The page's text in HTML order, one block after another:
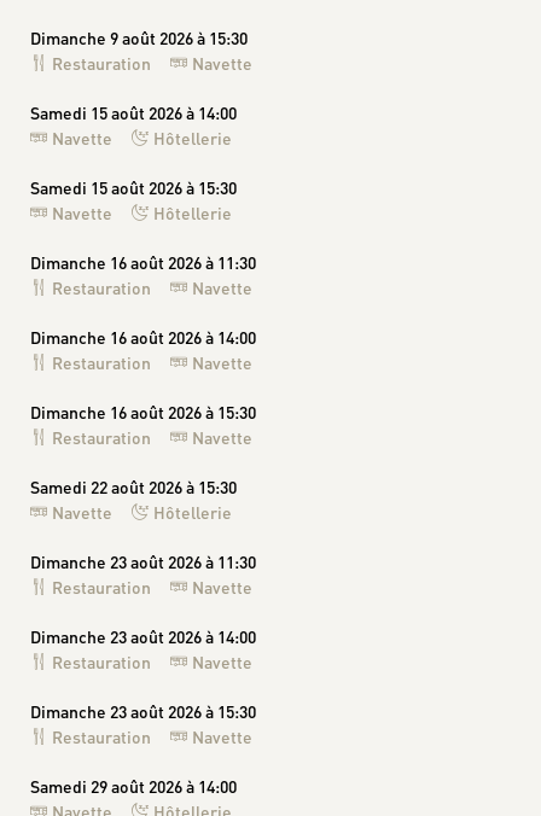
Dimanche 9 août 2026 à 15:30
Restauration
Navette
Samedi 15 août 2026 à 14:00
Navette
Hôtellerie
Samedi 15 août 2026 à 15:30
Navette
Hôtellerie
Dimanche 16 août 2026 à 11:30
Restauration
Navette
Dimanche 16 août 2026 à 14:00
Restauration
Navette
Dimanche 16 août 2026 à 15:30
Restauration
Navette
Samedi 22 août 2026 à 15:30
Navette
Hôtellerie
Dimanche 23 août 2026 à 11:30
Restauration
Navette
Dimanche 23 août 2026 à 14:00
Restauration
Navette
Dimanche 23 août 2026 à 15:30
Restauration
Navette
Samedi 29 août 2026 à 14:00
Navette
Hôtellerie